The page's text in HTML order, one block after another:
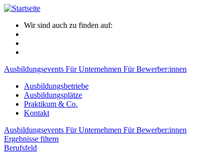
Wir sind auch zu finden auf:
Ausbildungsevents Für Unternehmen Für Bewerber:innen
Ausbildungsbetriebe
Ausbildungsplätze
Praktikum & Co.
Kontakt
Ausbildungsevents Für Unternehmen Für Bewerber:innen
Ergebnisse filtern
Berufsfeld